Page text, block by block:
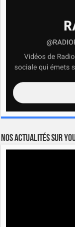
Nos actualités sur